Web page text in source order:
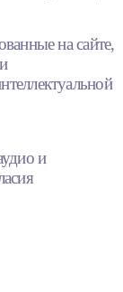
на сайте,
и